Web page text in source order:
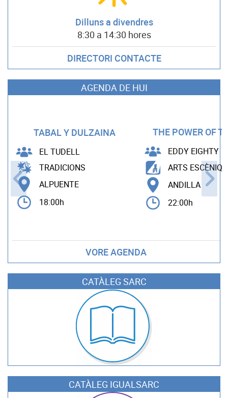
Dilluns a divendres
8:30 a 14:30 hores
DIRECTORI CONTACTE
AGENDA DE HUI
TABAL Y DULZAINA
EL TUDELL
TRADICIONS
ALPUENTE
18:00h
THE POWER OF
EDDY EIGHTY
ARTS
ANDILLA
22:00h
VORE AGENDA
CATÀLEG SARC
CATÀLEG IGUALSARC